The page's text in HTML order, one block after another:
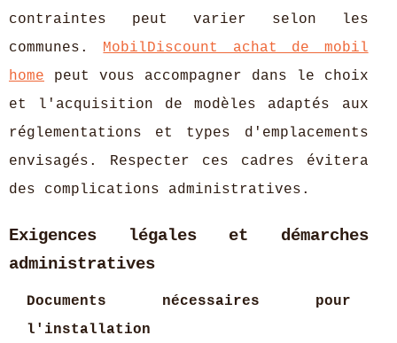
contraintes peut varier selon les
communes. MobilDiscount achat de mobil
home peut vous accompagner dans le choix
et l'acquisition de modèles adaptés aux
réglementations et types d'emplacements
envisagés. Respecter ces cadres évitera
des complications administratives.
Exigences légales et démarches
administratives
Documents nécessaires pour
l'installation